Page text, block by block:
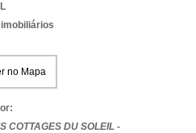
no Mapa
COTTAGES DU SOLEIL -